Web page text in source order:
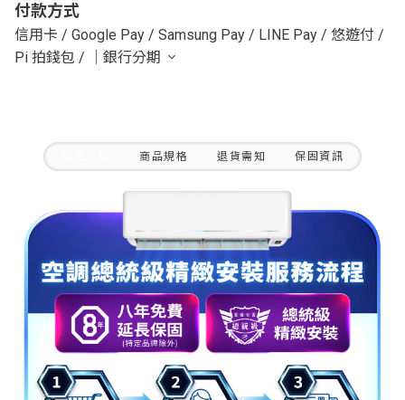
付款方式
信用卡 / Google Pay / Samsung Pay / LINE Pay / 悠遊付 /
Pi 拍錢包 / ｜銀行分期
商品規格 退貨需知 保固資訊